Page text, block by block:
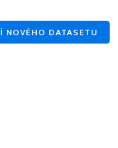
NOVÉHO DATASETU